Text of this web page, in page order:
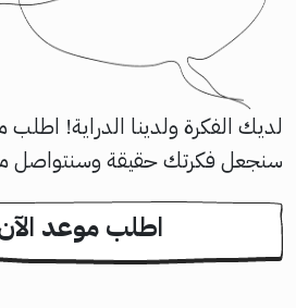
لديك الفكرة ولدينا الدراية!
سنجعل فكرتك حقيقة وسنتواصل
!اطلب موعد